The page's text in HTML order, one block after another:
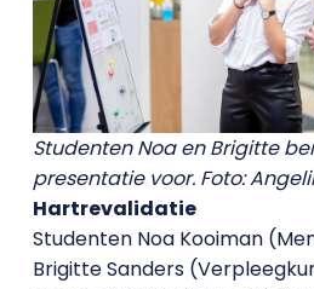
Studenten Noa en Brigitte
presentatie voor. Foto:
Hartrevalidatie
Studenten Noa Kooiman
Brigitte Sanders